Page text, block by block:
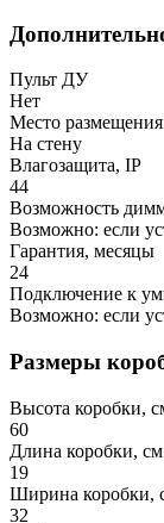
Пульт ДУ
Нет
Место размещения
На стену
Влагозащита, IP
44
Возможность
Возможно: если
Гарантия, месяцы
24
Подключение к
Возможно: если
Размеры
Высота коробки,
60
Длина коробки, см
19
Ширина коробки,
32